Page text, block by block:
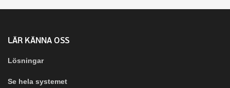
LÄR KÄNNA OSS
Lösningar
Se hela systemet